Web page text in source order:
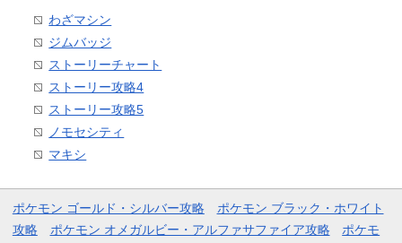
わざマシン
ジムバッジ
ストーリーチャート
ストーリー攻略4
ストーリー攻略5
ノモセシティ
マキシ
ポケモン ゴールド・シルバー攻略
ポケモン ブラック・ホワイト
攻略
ポケモン オメガルビー・アルファサファイア攻略
ポケモ